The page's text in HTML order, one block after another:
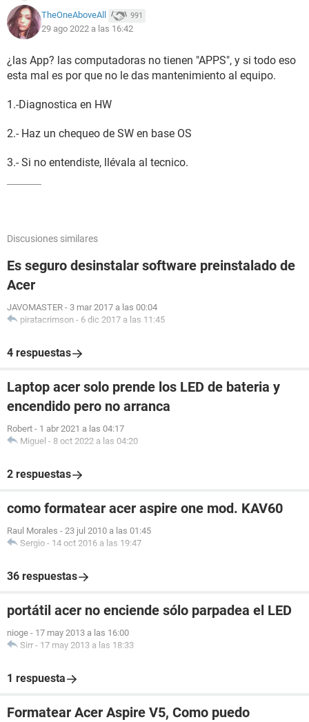
TheOneAboveAll 991
29 ago 2022 a las 16:42
¿las App? las computadoras no tienen "APPS", y si todo eso
esta mal es por que no le das mantenimiento al equipo.
1.-Diagnostica en HW
2.- Haz un chequeo de SW en base OS
3.- Si no entendiste, llévala al tecnico.
Discusiones similares
Es seguro desinstalar software preinstalado de
Acer
JAVOMASTER - 3 mar 2017 a las 00:04
piratacrimson - 6 dic 2017 a las 11:45
4 respuestas
Laptop acer solo prende los LED de bateria y
encendido pero no arranca
Robert - 1 abr 2021 a las 04:17
Miguel - 8 oct 2022 a las 04:20
2 respuestas
como formatear acer aspire one mod. KAV60
Raul Morales - 23 jul 2010 a las 01:45
Sergio - 14 oct 2016 a las 19:47
36 respuestas
portátil acer no enciende sólo parpadea el LED
nioge - 17 may 2013 a las 16:00
Sirr - 17 may 2013 a las 18:33
1 respuesta
Formatear Acer Aspire V5, Como puedo